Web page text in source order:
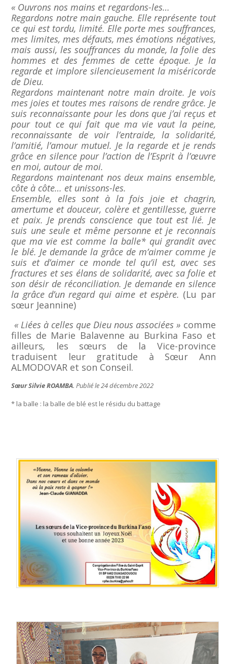
« Ouvrons nos mains et regardons-les…
Regardons notre main gauche. Elle représente tout
ce qui est tordu, limité. Elle porte mes souffrances,
mes limites, mes défauts, mes émotions négatives,
mais aussi, les souffrances du monde, la folie des
hommes et des femmes de cette époque. Je la
regarde et implore silencieusement la miséricorde
de Dieu.
Regardons maintenant notre main droite. Je vois
mes joies et toutes mes raisons de rendre grâce. Je
suis reconnaissante pour les dons que j’ai reçus et
pour tout ce qui fait que ma vie vaut la peine,
reconnaissante de voir l’entraide, la solidarité,
l’amitié, l’amour mutuel. Je la regarde et je rends
grâce en silence pour l’action de l’Esprit à l’œuvre
en moi, autour de moi.
Regardons maintenant nos deux mains ensemble,
côte à côte… et unissons-les.
Ensemble, elles sont à la fois joie et chagrin,
amertume et douceur, colère et gentillesse, guerre
et paix. Je prends conscience que tout est lié. Je
suis une seule et même personne et je reconnais
que ma vie est comme la balle* qui grandit avec
le blé. Je demande la grâce de m’aimer comme je
suis et d’aimer ce monde tel qu’il est, avec ses
fractures et ses élans de solidarité, avec sa folie et
son désir de réconciliation. Je demande en silence
la grâce d’un regard qui aime et espère. (Lu par
sœur Jeannine)
« Liées à celles que Dieu nous associées » comme
filles de Marie Balavenne au Burkina Faso et
ailleurs, les sœurs de la Vice-province
traduisent leur gratitude à Sœur Ann
ALMODOVAR et son Conseil.
Sœur Silvie ROAMBA. Publié le 24 décembre 2022
* la balle : la balle de blé est le résidu du battage